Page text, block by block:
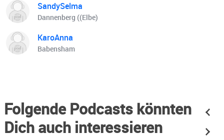
SandySelma
Dannenberg ((Elbe)
KaroAnna
Babensham
Folgende Podcasts könnten
Dich auch interessieren